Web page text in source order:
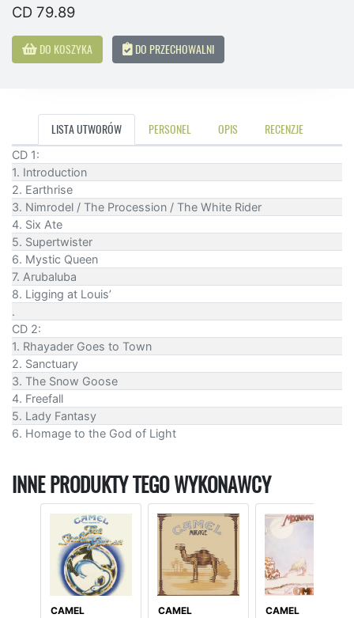
CD 79.89
DO KOSZYKA DO PRZECHOWALNI
LISTA UTWORÓW PERSONEL OPIS RECENZJE
CD 1:
1. Introduction
2. Earthrise
3. Nimrodel / The Procession / The White Rider
4. Six Ate
5. Supertwister
6. Mystic Queen
7. Arubaluba
8. Ligging at Louis’
.
CD 2:
1. Rhayader Goes to Town
2. Sanctuary
3. The Snow Goose
4. Freefall
5. Lady Fantasy
6. Homage to the God of Light
INNE PRODUKTY TEGO WYKONAWCY
CAMEL
CAMEL
CAMEL